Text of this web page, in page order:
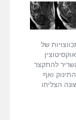
של
להתקצר
ואף
הצליחו